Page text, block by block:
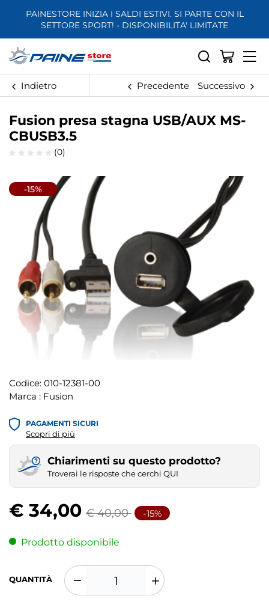
PAINESTORE INIZIA I SALDI ESTIVI. SI PARTE CON IL
SETTORE SPORT! - DISPONIBILITA' LIMITATE
Indietro Precedente Successivo
Fusion presa stagna USB/AUX MS-
CBUSB3.5
(0)
-15%
Codice: 010-12381-00
Marca : Fusion
PAGAMENTI SICURI
Scopri di più
Chiarimenti su questo prodotto?
Troverai le risposte che cerchi QUI
€ 34,00 € 40,00 -15%
Prodotto disponibile
QUANTITÀ